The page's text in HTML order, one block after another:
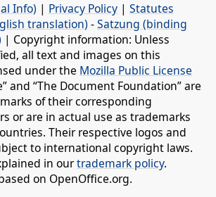
Info) | Privacy Policy | Statutes
translation) -Satzung (binding
| Copyright information: Unless
all text and images on this
under the Mozilla Public License
and “The Document Foundation” are
of their corresponding
or are in actual use as trademarks
Their respective logos and
to international copyright laws.
in ourtrademark policy.
on OpenOffice.org.